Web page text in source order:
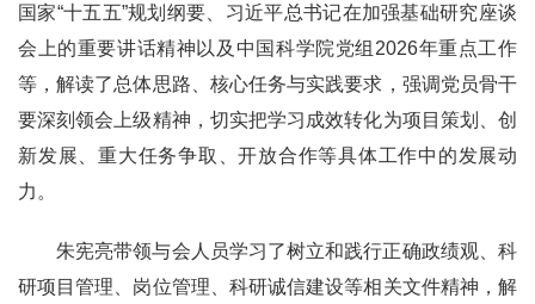
国家“十五五”规划纲要、习近平总书记在加强基础研究座谈
会上的重要讲话精神以及中国科学院党组2026年重点工作
等，解读了总体思路、核心任务与实践要求，强调党员骨干
要深刻领会上级精神，切实把学习成效转化为项目策划、创
新发展、重大任务争取、开放合作等具体工作中的发展动
力。
朱宪亮带领与会人员学习了树立和践行正确政绩观、科
研项目管理、岗位管理、科研诚信建设等相关文件精神，解